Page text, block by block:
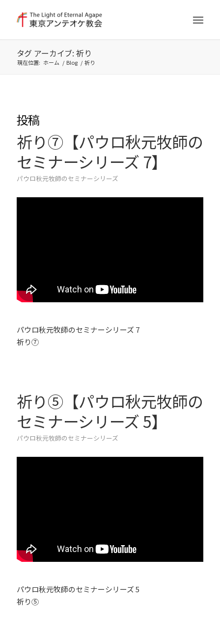
タグ アーカイブ: 祈り
現在位置: ホーム / Blog / 祈り
投稿
祈り⑦【パウロ秋元牧師の
セミナーシリーズ 7】
パウロ秋元牧師のセミナーシリーズ
パウロ秋元牧師のセミナーシリーズ 7
祈り⑦
祈り⑤【パウロ秋元牧師の
セミナーシリーズ 5】
パウロ秋元牧師のセミナーシリーズ
パウロ秋元牧師のセミナーシリーズ 5
祈り⑤